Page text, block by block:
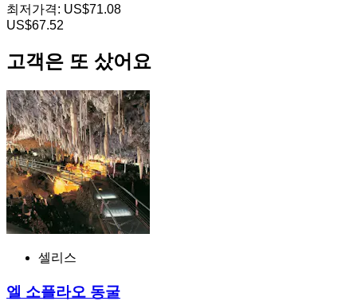
최저가격: US$71.08
US$67.52
고객은 또 샀어요
셀리스
엘 소플라오 동굴